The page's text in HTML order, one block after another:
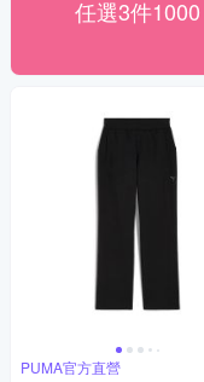
任選3件1000
PUMA官方直營